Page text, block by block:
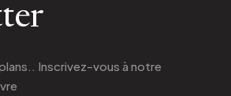
Inscrivez-vous à notre